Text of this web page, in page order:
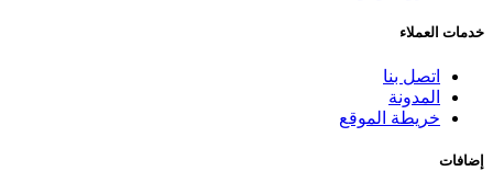
خدمات العملاء
اتصل بنا
المدونة
خريطة الموقع
إضافات